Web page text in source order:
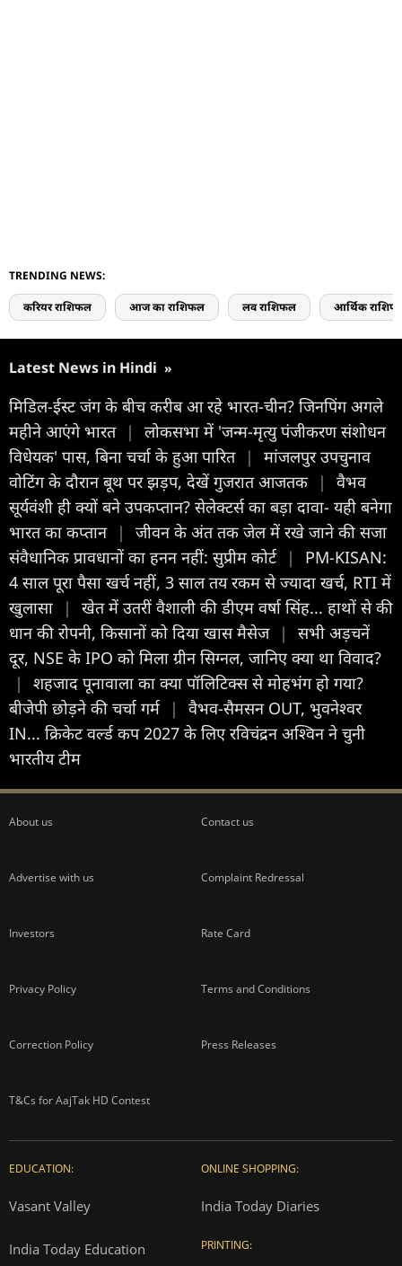
TRENDING NEWS:
करियर राशिफल आज का राशिफल लव राशिफल आर्थिक
Latest News in Hindi »
मिडिल-ईस्ट जंग के बीच करीब आ रहे भारत-चीन? जिनपिंग अगले
महीने आएंगे भारत |
लोकसभा में 'जन्म-मृत्यु पंजीकरण संशोधन
विधेयक' पास, बिना चर्चा के हुआ पारित |
मांजलपुर उपचुनाव
वोट‍िंग के दौरान बूथ पर झड़प, देखें गुजरात आजतक
|
वैभव
सूर्यवंशी ही क्यों बने उपकप्तान? सेलेक्टर्स का बड़ा दावा- यही बनेगा
भारत का कप्तान |
जीवन के अंत तक जेल में रखे जाने की सजा
संवैधानिक प्रावधानों का हनन नहीं: सुप्रीम कोर्ट |
PM-KISAN:
4 साल पूरा पैसा खर्च नहीं, 3 साल तय रकम से ज्यादा खर्च, RTI में
खुलासा
|
खेत में उतरीं वैशाली की डीएम वर्षा सिंह... हाथों से की
धान की रोपनी, किसानों को दिया खास मैसेज |
सभी अड़चनें
दूर, NSE के IPO को मिला ग्रीन सिग्नल, जानिए क्या था विवाद?
|
शहजाद पूनावाला का क्या पॉलिटिक्स से मोहभंग हो गया?
बीजेपी छोड़ने की चर्चा गर्म
|
वैभव-सैमसन OUT, भुवनेश्वर
IN... क्रिकेट वर्ल्ड कप 2027 के लिए रविचंद्रन अश्विन ने चुनी
भारतीय टीम
About us Contact us
Advertise with us Complaint Redressal
Investors Rate Card
Privacy Policy Terms and Conditions
Correction Policy Press Releases
T&Cs for AajTak HD Contest
EDUCATION:
Vasant Valley
India Today Education
ONLINE SHOPPING:
India Today Diaries
PRINTING: